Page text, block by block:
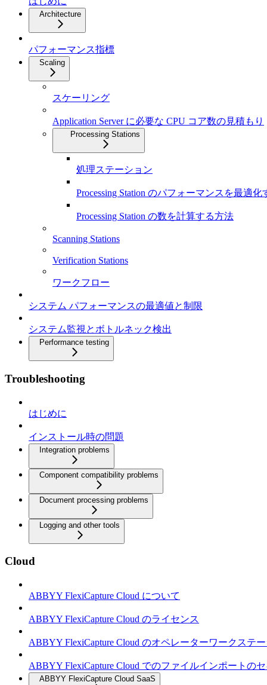
Architecture
パフォーマンス指標
Scaling
スケーリング
Application Server に必要な CPU コア数の見積もり
Processing Stations
処理ステーション
Processing Station のパフォーマンスを最適化
Processing Station の数を計算する方法
Scanning Stations
Verification Stations
ワークフロー
システム パフォーマンスの最適値と制限
システム監視とボトルネック検出
Performance testing
Troubleshooting
はじめに
インストール時の問題
Integration problems
Component compatibility problems
Document processing problems
Logging and other tools
Cloud
ABBYY FlexiCapture Cloud について
ABBYY FlexiCapture Cloud のライセンス
ABBYY FlexiCapture Cloud のオペレーターワークステ
ABBYY FlexiCapture Cloud でのファイルインポートの
ABBYY FlexiCapture Cloud SaaS